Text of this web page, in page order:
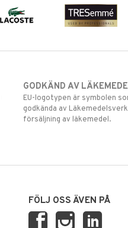
GODKÄND AV
EU-logotypen är symbolen
godkända av
försäljning av läkemedel.
FÖLJ OSS ÄVEN PÅ